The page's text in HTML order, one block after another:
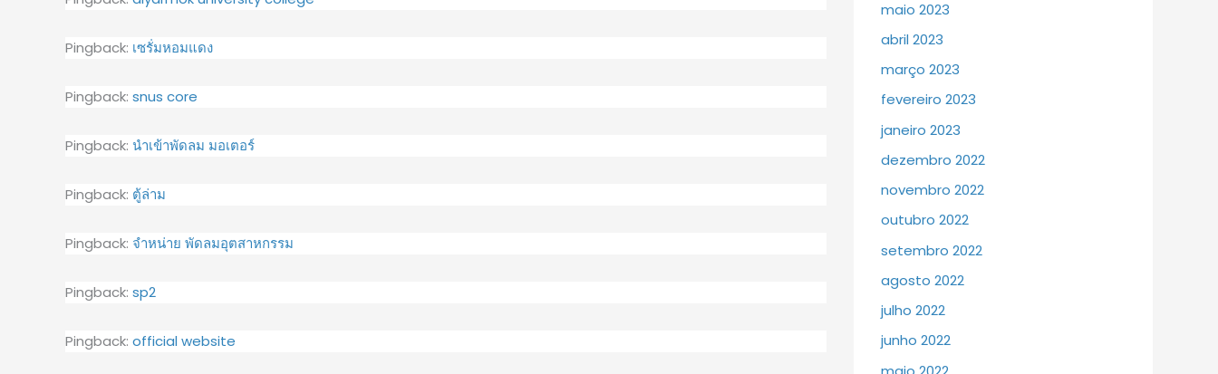
Pingback: เซรั่มหอมแดง
Pingback: snus core
Pingback: นำเข้าพัดลม มอเตอร์
Pingback: ตู้ล่าม
Pingback: จำหน่าย พัดลมอุตสาหกรรม
Pingback: sp2
Pingback: official website
maio 2023
abril 2023
março 2023
fevereiro 2023
janeiro 2023
dezembro 2022
novembro 2022
outubro 2022
setembro 2022
agosto 2022
julho 2022
junho 2022